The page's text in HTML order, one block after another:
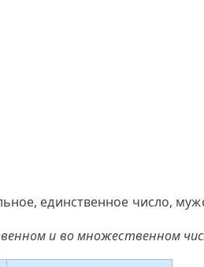
единственное число,
и во множественном